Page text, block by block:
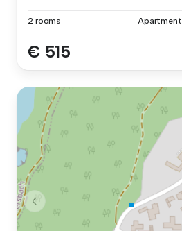
2 rooms Apartment
€ 515